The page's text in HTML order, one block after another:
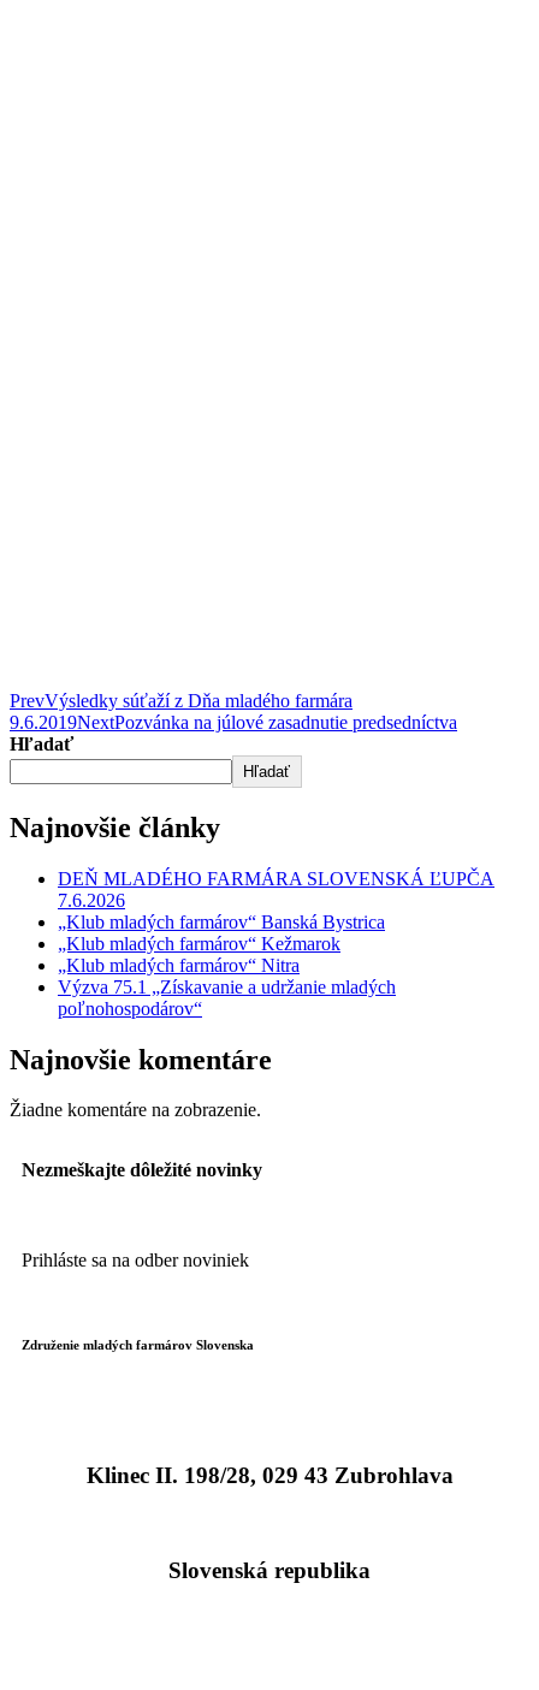
PrevVýsledky súťaží z Dňa mladého farmára
9.6.2019NextPozvánka na júlové zasadnutie predsedníctva
Hľadať
Hľadať
Najnovšie články
DEŇ MLADÉHO FARMÁRA SLOVENSKÁ ĽUPČA
7.6.2026
„Klub mladých farmárov“ Banská Bystrica
„Klub mladých farmárov“ Kežmarok
„Klub mladých farmárov“ Nitra
Výzva 75.1 „Získavanie a udržanie mladých
poľnohospodárov“
Najnovšie komentáre
Žiadne komentáre na zobrazenie.
Nezmeškajte dôležité novinky
Prihláste sa na odber noviniek
Združenie mladých farmárov Slovenska
Klinec II. 198/28, 029 43 Zubrohlava
Slovenská republika